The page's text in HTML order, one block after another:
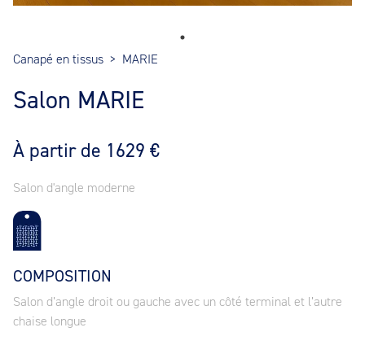
Canapé en tissus > MARIE
Salon MARIE
À partir de 1629 €
Salon d'angle moderne
COMPOSITION
Salon d’angle droit ou gauche avec un côté terminal et l’autre
chaise longue